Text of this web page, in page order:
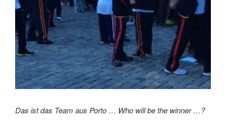
Das ist das Team aus Porto … Who will be the winner …?